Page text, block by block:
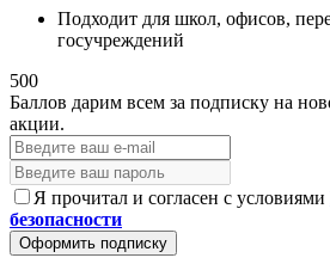
Подходит для школ, офисов,
госучреждений
500
Баллов дарим всем за подписку на
акции.
Я прочитал и согласен с условиями
безопасности
Оформить подписку